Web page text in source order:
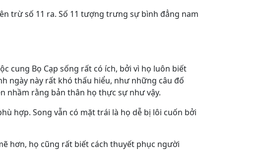
trừ số 11 ra. Số 11 tượng trưng sự bình đẳng nam
cung Bọ Cạp sống rất có ích, bởi vì họ luôn biết
ngày này rất khó thấu hiểu, như những câu đố
nhầm rằng bản thân họ thực sự như vậy.
hợp. Song vẫn có mặt trái là họ dễ bị lôi cuốn bởi
hơn, họ cũng rất biết cách thuyết phục người